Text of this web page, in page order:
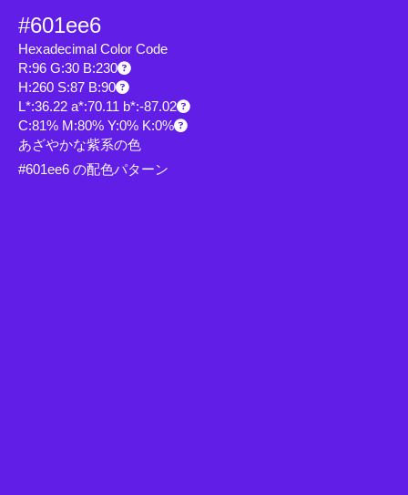
#601ee6
Hexadecimal Color Code
R:96 G:30 B:230
H:260 S:87 B:90
L*:36.22 a*:70.11 b*:-87.02
C:81% M:80% Y:0% K:0%
あざやかな紫系の色
#601ee6 の配色パターン